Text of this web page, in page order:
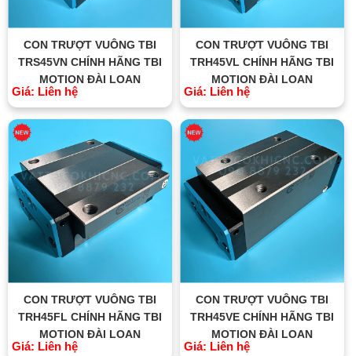
CON TRƯỢT VUÔNG TBI
TRS45VN CHÍNH HÃNG TBI
MOTION ĐÀI LOAN
Giá: Liên hệ
CON TRƯỢT VUÔNG TBI
TRH45VL CHÍNH HÃNG TBI
MOTION ĐÀI LOAN
Giá: Liên hệ
CON TRƯỢT VUÔNG TBI
TRH45FL CHÍNH HÃNG TBI
MOTION ĐÀI LOAN
Giá: Liên hệ
CON TRƯỢT VUÔNG TBI
TRH45VE CHÍNH HÃNG TBI
MOTION ĐÀI LOAN
Giá: Liên hệ